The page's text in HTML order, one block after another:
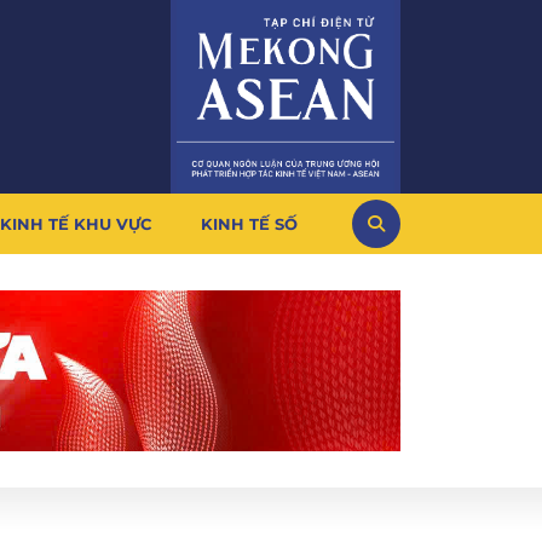
KINH TẾ KHU VỰC KINH TẾ SỐ